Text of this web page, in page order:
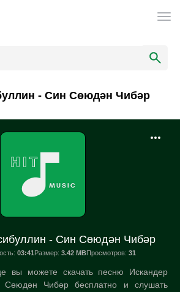
- Син Сөюдән Чибәр
- Син Сөюдән Чибәр
03:41Размер: 3.42 MBПросмотров: 31
вы можете скачать песню Искандер
Чибәр бесплатно и слушать